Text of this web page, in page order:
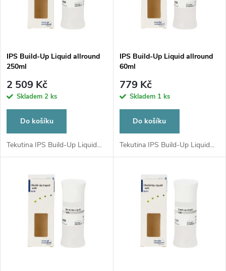
p
r
o
d
u
s
p
r
o
d
IPS Build-Up Liquid allround
250ml
2 509 Kč
Skladem 2 ks
Do košíku
Tekutina IPS Build-Up Liquid...
IPS Build-Up Liquid allround
60ml
779 Kč
Skladem 1 ks
Do košíku
Tekutina IPS Build-Up Liquid...